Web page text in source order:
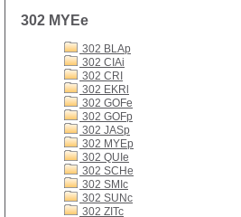
302 MYEe
302 BLAp
302 CIAi
302 CRI
302 EKRl
302 GOFe
302 GOFp
302 JASp
302 MYEp
302 QUIe
302 SCHe
302 SMIc
302 SUNc
302 ZITc